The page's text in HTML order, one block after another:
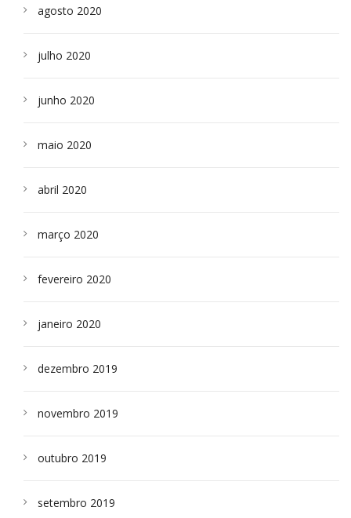
agosto 2020
julho 2020
junho 2020
maio 2020
abril 2020
março 2020
fevereiro 2020
janeiro 2020
dezembro 2019
novembro 2019
outubro 2019
setembro 2019